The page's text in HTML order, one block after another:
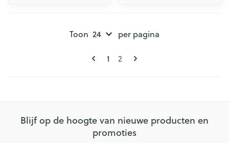
Pagina's
U lees momenteel pagina
1 Pagina
2
Toon per pagina
Blijf op de hoogte van nieuwe producten en
promoties